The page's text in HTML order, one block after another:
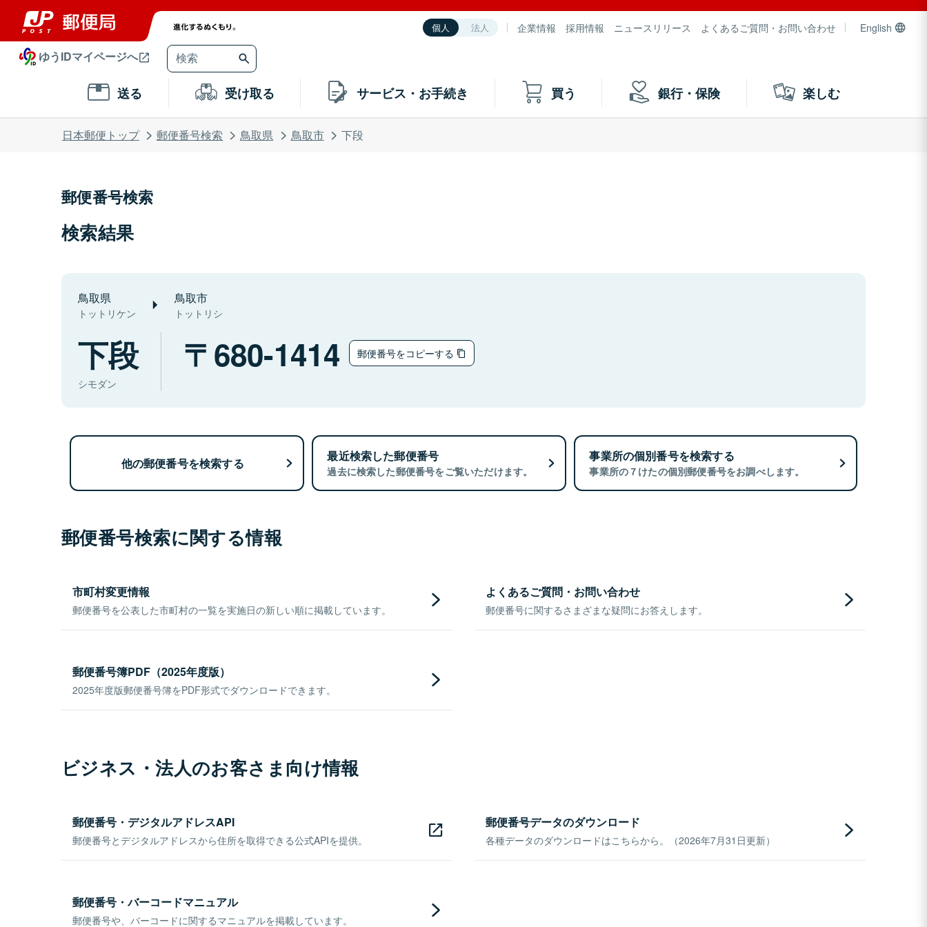
個人 法人 企業情報 採用情報 ニュースリリース よくあるご質問・お問い合わせ English
ゆうIDマイページへ
送る 受け取る サービス・お手続き 買う 銀行・保険 楽しむ
日本郵便トップ 郵便番号検索 鳥取県 鳥取市 下段
郵便番号検索
検索結果
鳥取県
トットリケン
鳥取市
トットリシ
下段
シモダン
680-1414 郵便番号をコピーする
他の郵便番号を検索する 最近検索した郵便番号
過去に検索した郵便番号をご覧いただけます。
事業所の個別番号を検索する
事業所の７けたの個別郵便番号をお調べします。
郵便番号検索に関する情報
市町村変更情報
郵便番号を公表した市町村の一覧を実施日の新しい順に掲載しています。
よくあるご質問・お問い合わせ
郵便番号に関するさまざまな疑問にお答えします。
郵便番号簿PDF（2025年度版）
2025年度版郵便番号簿をPDF形式でダウンロードできます。
ビジネス・法人のお客さま向け情報
郵便番号・デジタルアドレスAPI
郵便番号とデジタルアドレスから住所を取得できる公式APIを提供。
郵便番号データのダウンロード
各種データのダウンロードはこちらから。（2026年7月31日更新）
郵便番号・バーコードマニュアル
郵便番号や、バーコードに関するマニュアルを掲載しています。